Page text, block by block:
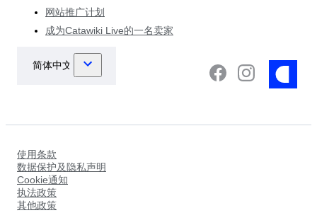
网站推广计划
成为Catawiki Live的一名卖家
使用条款
数据保护及隐私声明
Cookie通知
执法政策
其他政策